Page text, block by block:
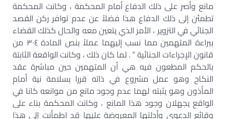
مانع وأصر على ذلك الدفاع أمام المحكمة ، وكانت المحكمة
تطمئن إلى ذلك الدفاع هذا فضلاً عن عدم توافر ركن القصد
الجنائي في التزوير ، الأمر الذي يتعين معه والحال كذلك القضاء
ببراءة المتهمين مما نسب إليهما عملاً بنص المادة ٣٠٤ من
قانون الإجراءات الجنائية ” . لما كان ذلك ، وكانت الواقعة الثابتة
بالحكم المطعون فيه هي أن المتهمين حين مباشرة عقد
النكاح وهو عمل مشروع في ذاته قررا بسلامة نية أمام
المأذون وهو يثبته لهما عدم وجود مانع من موانعه كانا في
الواقع يجهلان وجود هذا المانع ، وكانت المحكمة بناء على
وقائع الدعوى وأدلتها المعروضة عليها قد اطمأنت إلى هذا